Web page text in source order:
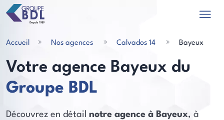
actualités
Accueil Nos agences Calvados 14 Bayeux
Votre agence Bayeux du
Groupe BDL
Découvrez en détail notre agence à Bayeux, à